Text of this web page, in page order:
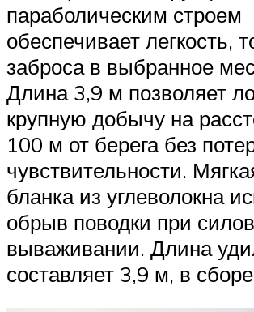
параболическим строем
обеспечивает легкость,
заброса в выбранное
Длина 3,9 м позволяет
крупную добычу на
100 м от берега без
чувствительности.
бланка из углеволокна
обрыв поводки при
вываживании. Длина
составляет 3,9 м, в